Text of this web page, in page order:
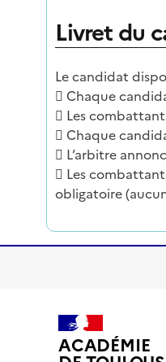
Livret du
Le candidat
 Chaque
 Les
 Chaque
 L’arbitre
 Les
obligatoire
ACADÉMIE